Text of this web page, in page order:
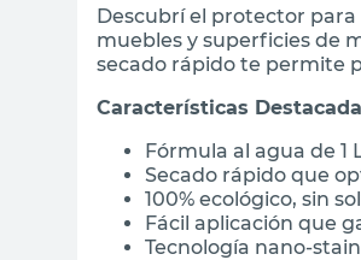
Descubrí el protector
muebles y superficies de
secado rápido te permite
Características
Fórmula al agua de 1
Secado rápido que
100% ecológico, sin
Fácil aplicación que
Tecnología nano-